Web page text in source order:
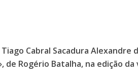
Cabral Sacadura
de Rogério Batalha, na edição